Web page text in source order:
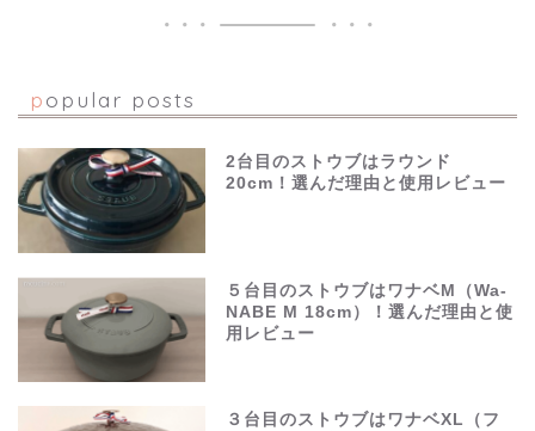
popular posts
2台目のストウブはラウンド
20cm！選んだ理由と使用レビュー
５台目のストウブはワナベM（Wa-
NABE M 18cm）！選んだ理由と使
用レビュー
３台目のストウブはワナベXL（フ